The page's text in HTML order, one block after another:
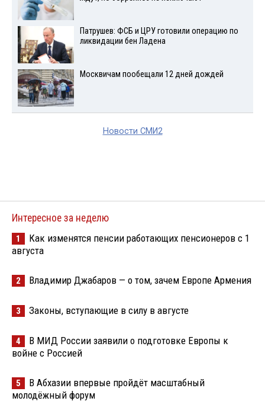
Патрушев: ФСБ и ЦРУ готовили операцию по
ликвидации бен Ладена
Москвичам пообещали 12 дней дождей
Новости СМИ2
Интересное за неделю
1
Как изменятся пенсии работающих пенсионеров с 1
августа
2 Владимир Джабаров — о том, зачем Европе Армения
3 Законы, вступающие в силу в августе
4
В МИД России заявили о подготовке Европы к
войне с Россией
5
В Абхазии впервые пройдёт масштабный
молодёжный форум